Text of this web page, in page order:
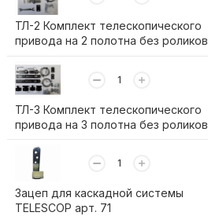
ТЛ-2 Комплект телескопического
привода на 2 полотна без роликов
ТЛ-3 Комплект телескопического
привода на 3 полотна без роликов
Зацеп для каскадной системы
TELESCOP арт. 71